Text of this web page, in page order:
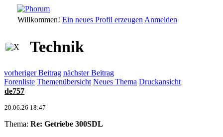
Willkommen! Ein neues Profil erzeugen Anmelden
Technik
vorheriger Beitrag nächster Beitrag
Forenliste Themenübersicht Neues Thema Druckansicht
de757
20.06.26 18:47
Thema: Re: Getriebe 300SDL